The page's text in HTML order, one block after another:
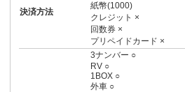
決済方法
紙幣(1000)
クレジット ×
回数券 ×
プリペイドカード ×
3ナンバー ○
RV ○
1BOX ○
外車 ○